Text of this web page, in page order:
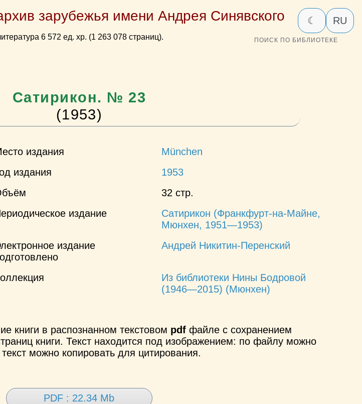
зарубежья имени Андрея Синявского
6 572 ед. хр. (1 263 078 страниц).
☾ RU
ПОИСК ПО БИБЛИОТЕКЕ
Сатирикон. № 23
(1953)
издания
München
издания
1953
32 стр.
издание
Сатирикон (Франкфурт-на-Майне,
Мюнхен, 1951—1953)
издание
Андрей Никитин-Перенский
Из библиотеки Нины Бодровой
(1946—2015) (Мюнхен)
книги в распознанном текстовом pdf файле с сохранением
книги. Текст находится под изображением: по файлу можно
текст можно копировать для цитирования.
PDF : 22.34 Mb